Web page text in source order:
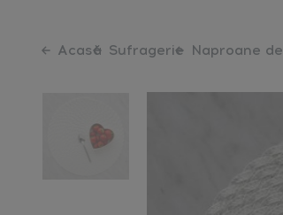
Acasă Sufragerie Naproane